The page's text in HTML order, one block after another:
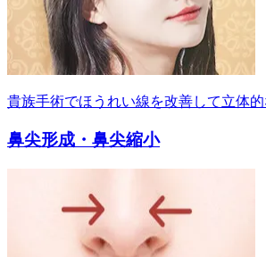
貴族手術でほうれい線を改善して立体
鼻尖形成・鼻尖縮小